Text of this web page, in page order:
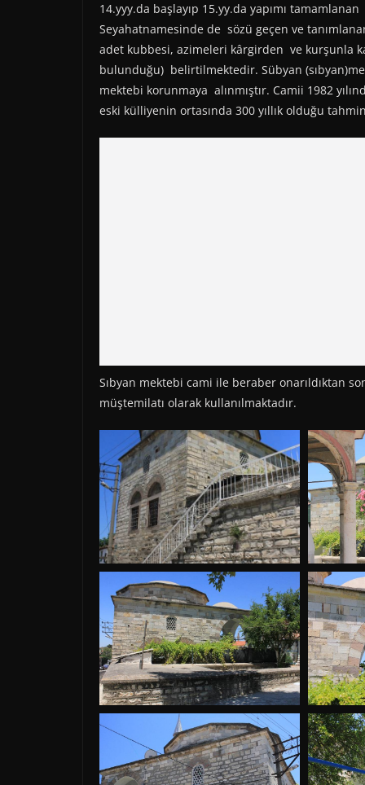
14.yyy.da başlayıp 15.yy.da yapımı
Seyahatnamesinde de sözü geçen ve
adet kubbesi, azimeleri kârgirden ve kurşunla
bulunduğu) belirtilmektedir. Sübyan
mektebi korunmaya alınmıştır. Camii 1982
eski külliyenin ortasında 300 yıllık olduğu
Sıbyan mektebi cami ile beraber onarıldıktan
müştemilatı olarak kullanılmaktadır.